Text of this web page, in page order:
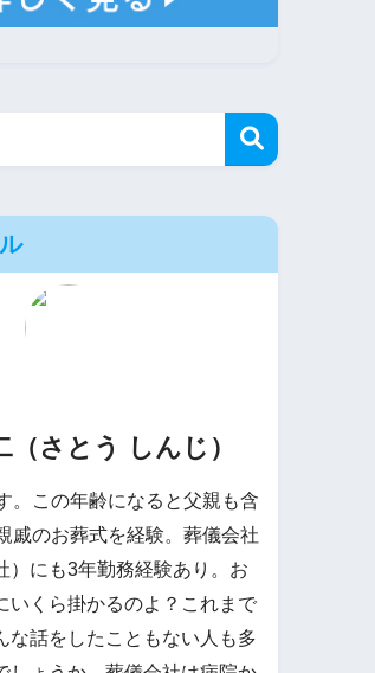
（さとう しんじ）
。この年齢になると父親も含
戚のお葬式を経験。葬儀会社
）にも3年勤務経験あり。お
いくら掛かるのよ？これまで
な話をしたこともない人も多